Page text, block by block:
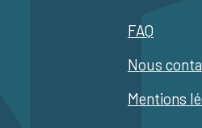
FAQ
Nous
Mentions